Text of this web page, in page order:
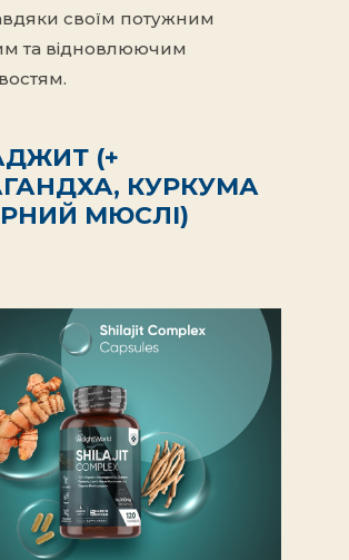
своїм потужним
та відновлюючим
(+
КУРКУМА
МЮСЛІ)